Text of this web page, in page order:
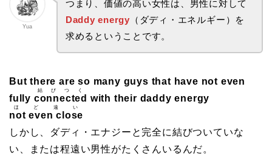
Yua
つまり、価値の高い女性は、男性に対して
Daddy energy （ダディ・エネルギー）を
求めるということです。
But there are so many guys that have not even
fully connected
結びつく
with their daddy energy
not even close
ほど遠い
しかし、ダディ・エナジーと完全に結びついていな
い、または程遠い男性がたくさんいるんだ。